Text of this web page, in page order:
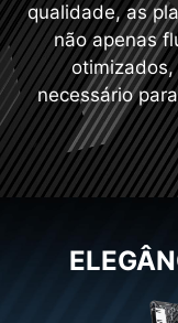
qualidade, as
não apenas
necessário